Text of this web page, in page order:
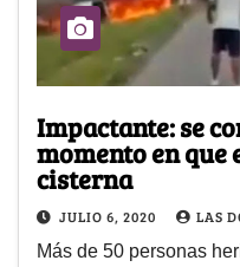
Impactante: se
momento en
cisterna
JULIO 6, 2020 LAS
Más de 50 personas